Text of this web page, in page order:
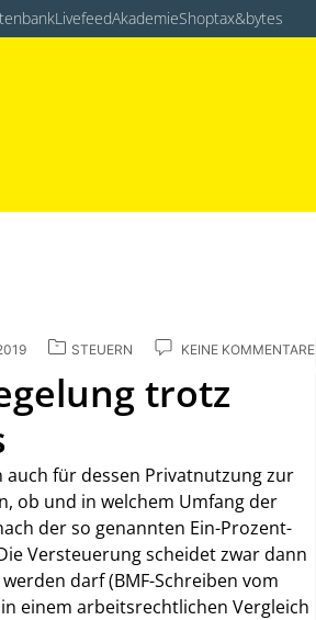
LivefeedAkademieShoptax&bytes
STEUERN KEINE KOMMENTARE
trotz
für dessen Privatnutzung zur
ob und in welchem Umfang der
der so genannten Ein-Prozent-
Versteuerung scheidet zwar dann
darf (BMF-Schreiben vom
in einem arbeitsrechtlichen Vergleich